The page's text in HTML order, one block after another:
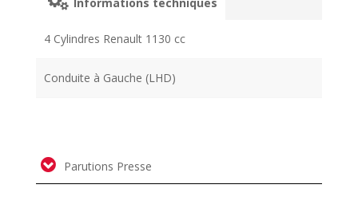
4 Cylindres Renault 1130 cc
Conduite à Gauche (LHD)
Parutions Presse